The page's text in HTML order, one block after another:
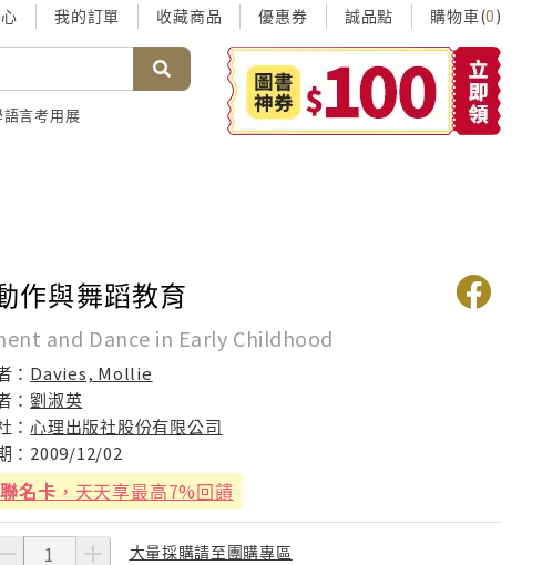
我的訂單 收藏商品 優惠券 誠品點 購物車(0)
語言考用展
作與舞蹈教育
and Dance in Early Childhood
： Davies, Mollie
：劉淑英
：心理出版社股份有限公司
： 2009/12/02
名卡 ，天天享最高7%回饋
大量採購請至團購專區